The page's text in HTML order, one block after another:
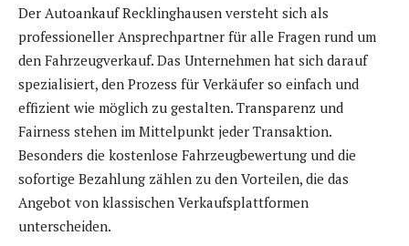
Der Autoankauf Recklinghausen versteht sich als
professioneller Ansprechpartner für alle Fragen rund um
den Fahrzeugverkauf. Das Unternehmen hat sich darauf
spezialisiert, den Prozess für Verkäufer so einfach und
effizient wie möglich zu gestalten. Transparenz und
Fairness stehen im Mittelpunkt jeder Transaktion.
Besonders die kostenlose Fahrzeugbewertung und die
sofortige Bezahlung zählen zu den Vorteilen, die das
Angebot von klassischen Verkaufsplattformen
unterscheiden.